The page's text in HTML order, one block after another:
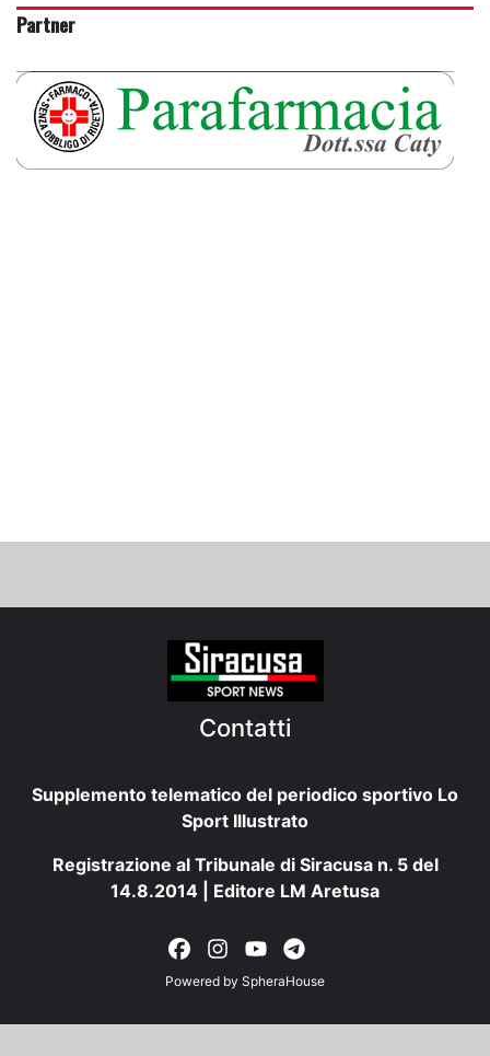
Partner
Contatti
Supplemento telematico del periodico sportivo Lo
Sport Illustrato
Registrazione al Tribunale di Siracusa n. 5 del
14.8.2014 | Editore LM Aretusa
Powered by SpheraHouse